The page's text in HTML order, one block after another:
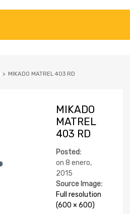
> MIKADO MATREL 403 RD
MIKADO
MATREL
403 RD
Posted:
on 8 enero,
2015
Source Image:
Full resolution
(600 × 600)